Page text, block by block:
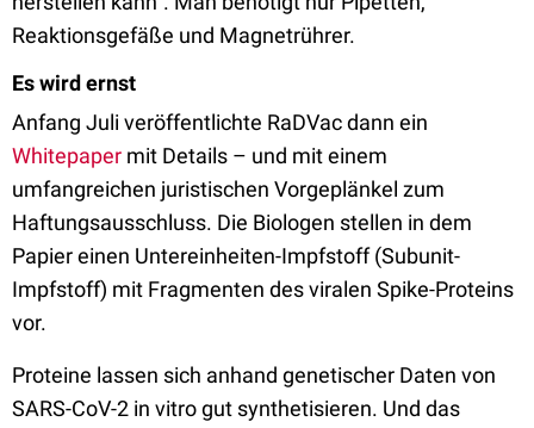
Reaktionsgefäße und Magnetrührer.
Es wird ernst
Anfang Juli veröffentlichte RaDVac dann ein
Whitepaper mit Details – und mit einem
umfangreichen juristischen Vorgeplänkel zum
Haftungsausschluss. Die Biologen stellen in dem
Papier einen Untereinheiten-Impfstoff (Subunit-
Impfstoff) mit Fragmenten des viralen Spike-Proteins
vor.
Proteine lassen sich anhand genetischer Daten von
SARS-CoV-2 in vitro gut synthetisieren. Und das